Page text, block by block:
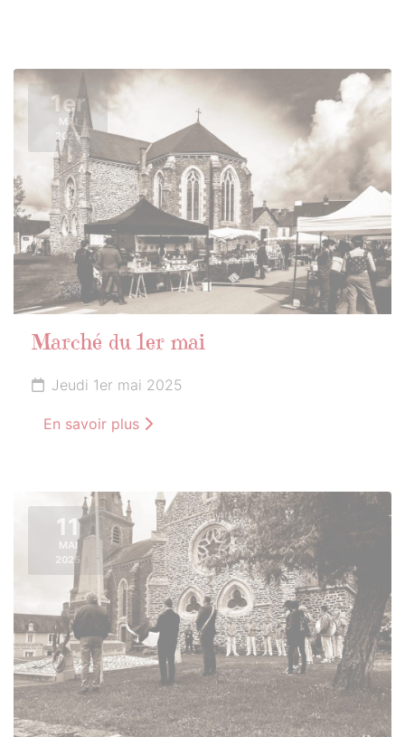
1er
MAI
2025
Marché du 1er mai
Jeudi 1er mai 2025
En savoir plus
11
MAI
2025